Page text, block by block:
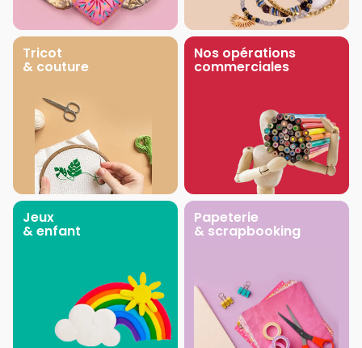
Tricot
& couture
Nos opérations
commerciales
Jeux
& enfant
Papeterie
& scrapbooking